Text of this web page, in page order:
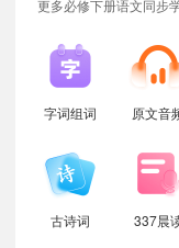
更多必修下册语文同步
字词组词 原文音
古诗词 337晨